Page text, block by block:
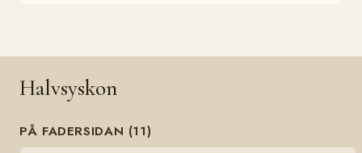
Halvsyskon
PÅ FADERSIDAN (11)